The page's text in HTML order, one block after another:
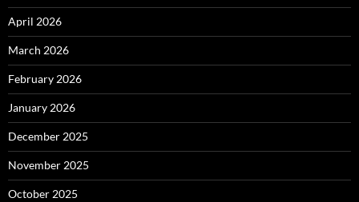
April 2026
March 2026
February 2026
January 2026
December 2025
November 2025
October 2025